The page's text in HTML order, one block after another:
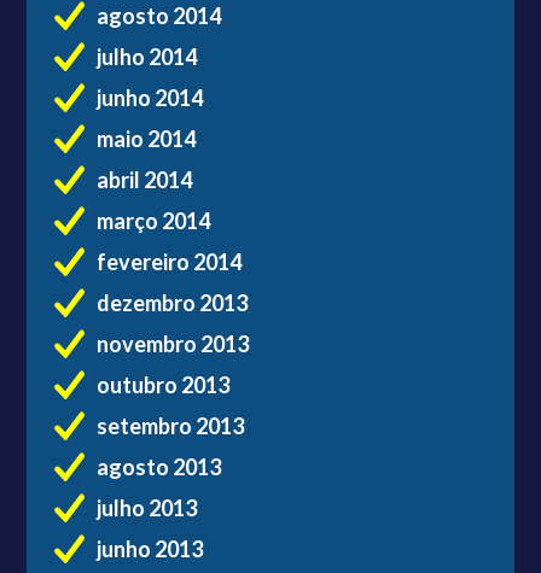
agosto 2014
julho 2014
junho 2014
maio 2014
abril 2014
março 2014
fevereiro 2014
dezembro 2013
novembro 2013
outubro 2013
setembro 2013
agosto 2013
julho 2013
junho 2013